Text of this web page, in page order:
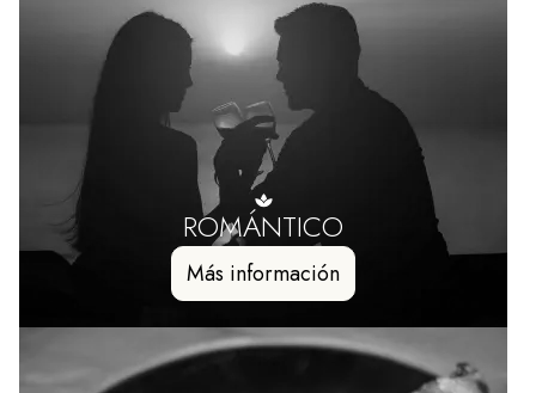
ROMÁNTICO
Más información